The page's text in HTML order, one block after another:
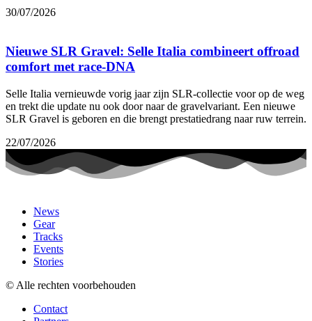
30/07/2026
Nieuwe SLR Gravel: Selle Italia combineert offroad
comfort met race-DNA
Selle Italia vernieuwde vorig jaar zijn SLR-collectie voor op de weg
en trekt die update nu ook door naar de gravelvariant. Een nieuwe
SLR Gravel is geboren en die brengt prestatiedrang naar ruw terrein.
22/07/2026
News
Gear
Tracks
Events
Stories
© Alle rechten voorbehouden
Contact